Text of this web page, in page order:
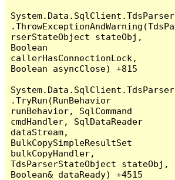
System.Data.SqlClient.TdsParser
.ThrowExceptionAndWarning(TdsPa
rserStateObject stateObj,
Boolean
callerHasConnectionLock,
Boolean asyncClose) +815
System.Data.SqlClient.TdsParser
.TryRun(RunBehavior
runBehavior, SqlCommand
cmdHandler, SqlDataReader
dataStream,
BulkCopySimpleResultSet
bulkCopyHandler,
TdsParserStateObject stateObj,
Boolean& dataReady) +4515